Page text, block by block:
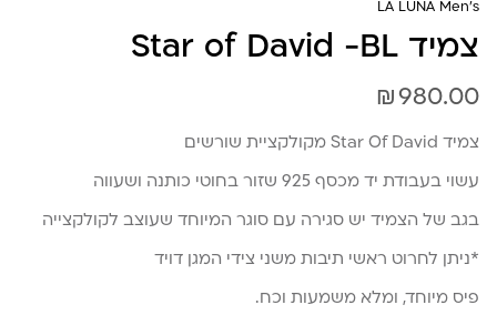
LA LUNA Men's
צמיד Star of David -BL
₪980.00
צמיד Star Of David מקולקציית שורשים
עשוי בעבודת יד מכסף 925 שזור בחוטי כותנה ושעווה
בגב של הצמיד יש סגירה עם סוגר המיוחד שעוצב לקולקצייה
*ניתן לחרוט ראשי תיבות משני צידי המגן דויד
פיס מיוחד, ומלא משמעות וכח.